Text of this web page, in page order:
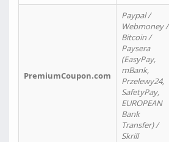
PremiumCoupon.com
Paypal /
Webmoney /
Bitcoin /
Paysera
(EasyPay,
mBank,
Przelewy24,
SafetyPay,
EUROPEAN
Bank
Transfer) /
Skrill